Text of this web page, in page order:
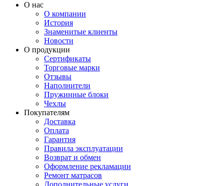
О нас
О компании
История
Знаменитые клиенты
Новости
О продукции
Сертификаты
Торговые марки
Отзывы
Наполнители
Пружинные блоки
Чехлы
Покупателям
Доставка
Оплата
Гарантия
Правила эксплуатации
Возврат и обмен
Оформление рекламации
Ремонт матрасов
Дополнительные услуги